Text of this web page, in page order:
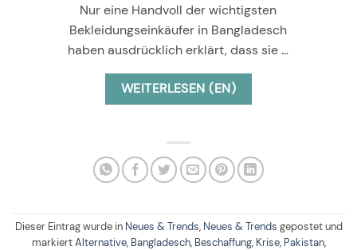
Nur eine Handvoll der wichtigsten
Bekleidungseinkäufer in Bangladesch
haben ausdrücklich erklärt, dass sie …
WEITERLESEN (EN)
Dieser Eintrag wurde in Neues & Trends, Neues & Trends gepostet und
markiertAlternative, Bangladesch, Beschaffung, Krise, Pakistan,